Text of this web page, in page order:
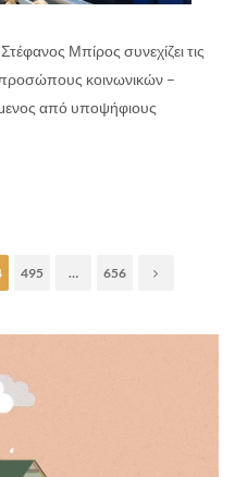
Μπίρος συνεχίζει τις
κοινωνικών –
από υποψήφιους
495 … 656